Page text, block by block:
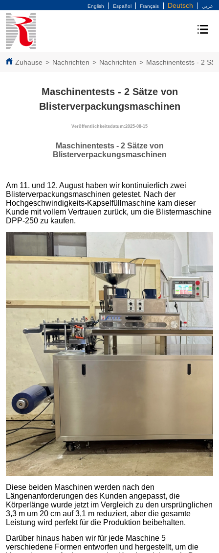
English Español Français Deutsch عربي
Zuhause > Nachrichten > Nachrichten > Maschinentests - 2
Maschinentests - 2 Sätze von
Blisterverpackungsmaschinen
Veröffentlichkeitsdatum:2025-08-15